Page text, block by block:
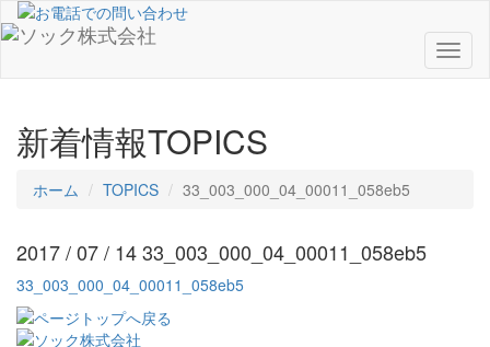
新着情報TOPICS
ホーム TOPICS 33_003_000_04_00011_058eb5
2017 / 07 / 1433_003_000_04_00011_058eb5
33_003_000_04_00011_058eb5